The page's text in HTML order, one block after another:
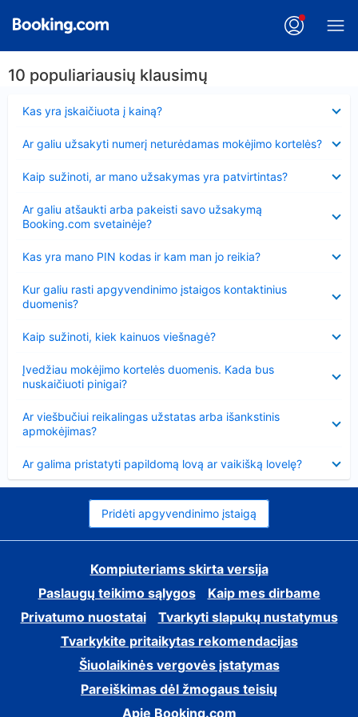
10 populiariausių klausimų
Kas yra įskaičiuota į kainą?
Ar galiu užsakyti numerį neturėdamas mokėjimo kortelės?
Kaip sužinoti, ar mano užsakymas yra patvirtintas?
Ar galiu atšaukti arba pakeisti savo užsakymą
Booking.com svetainėje?
Kas yra mano PIN kodas ir kam man jo reikia?
Kur galiu rasti apgyvendinimo įstaigos kontaktinius
duomenis?
Kaip sužinoti, kiek kainuos viešnagė?
Įvedžiau mokėjimo kortelės duomenis. Kada bus
nuskaičiuoti pinigai?
Ar viešbučiui reikalingas užstatas arba išankstinis
apmokėjimas?
Ar galima pristatyti papildomą lovą ar vaikišką lovelę?
Pridėti apgyvendinimo įstaigą
Kompiuteriams skirta versija
Paslaugų teikimo sąlygos
Kaip mes dirbame
Privatumo nuostatai
Tvarkyti slapukų nustatymus
Tvarkykite pritaikytas rekomendacijas
Šiuolaikinės vergovės įstatymas
Pareiškimas dėl žmogaus teisių
Apie Booking.com